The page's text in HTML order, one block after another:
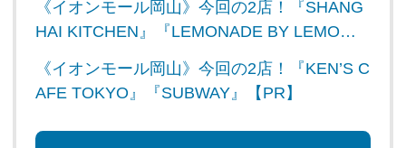
《イオンモール岡山》今回の2店！『SHANG
HAI KITCHEN』『LEMONADE BY LEMO…
《イオンモール岡山》今回の2店！『KEN’S C
AFE TOKYO』『SUBWAY』【PR】